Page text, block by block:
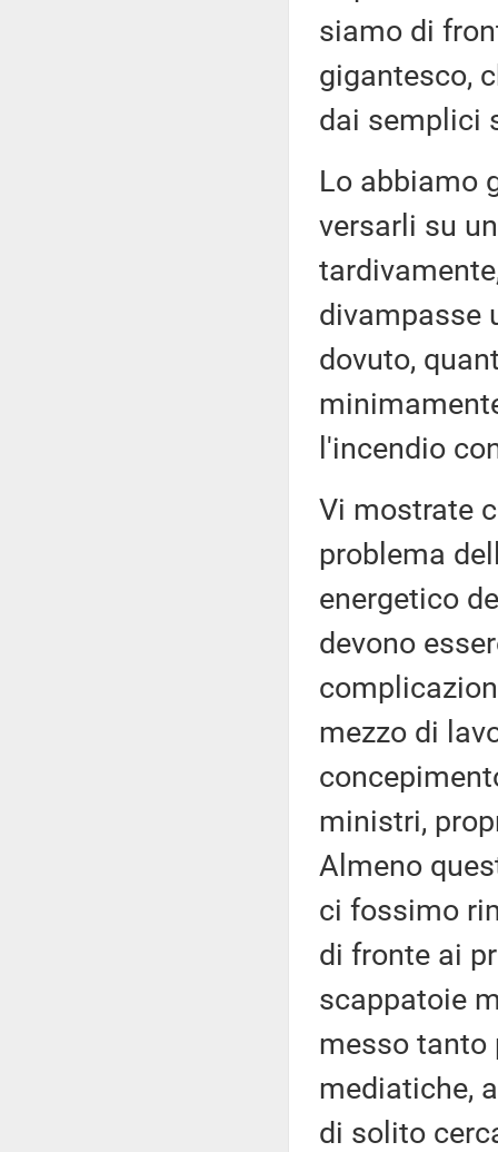
siamo di
gigantesco,
dai semplici
Lo abbiamo
versarli su
divampasse
dovuto,
l'incendio
Vi mostrate
problema
energetico
devono
mezzo di
ministri,
Almeno
ci fossimo
di fronte ai
scappatoie
messo tanto
mediatiche,
di solito